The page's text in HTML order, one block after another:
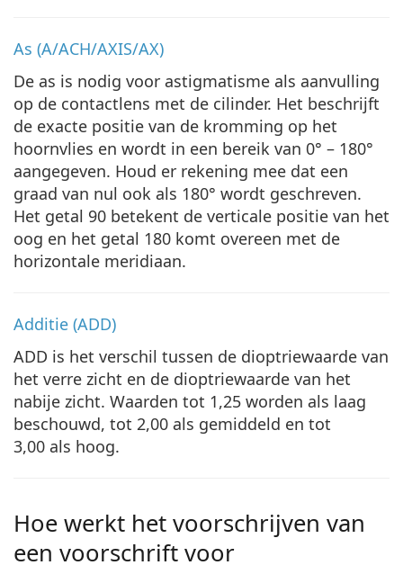
As (A/ACH/AXIS/AX)
De as is nodig voor astigmatisme als aanvulling
op de contactlens met de cilinder. Het beschrijft
de exacte positie van de kromming op het
hoornvlies en wordt in een bereik van 0° – 180°
aangegeven. Houd er rekening mee dat een
graad van nul ook als 180° wordt geschreven.
Het getal 90 betekent de verticale positie van het
oog en het getal 180 komt overeen met de
horizontale meridiaan.
Additie (ADD)
ADD is het verschil tussen de dioptriewaarde van
het verre zicht en de dioptriewaarde van het
nabije zicht. Waarden tot 1,25 worden als laag
beschouwd, tot 2,00 als gemiddeld en tot
3,00 als hoog.
Hoe werkt het voorschrijven van
een voorschrift voor